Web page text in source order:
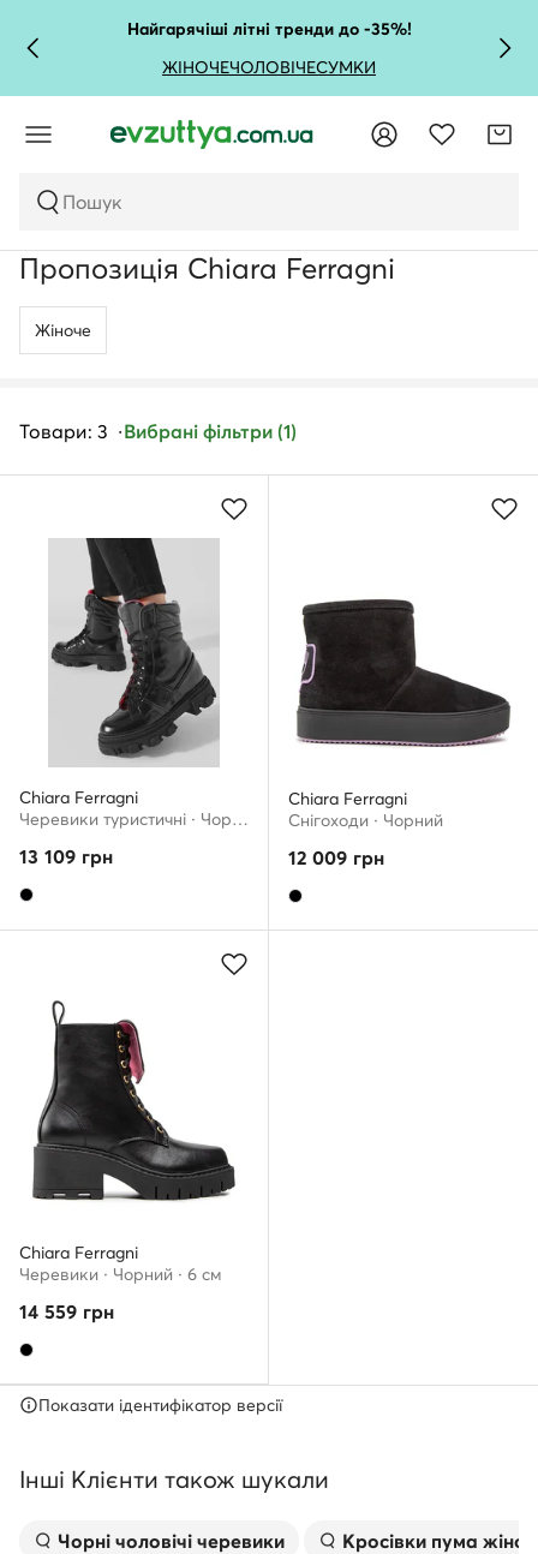
Найгарячіші літні тренди до -35%!
ЖІНОЧЕЧОЛОВІЧЕСУМКИ
Пошук
Пропозиція Chiara Ferragni
Жіноче
Товари: 3 Вибрані фільтри (1)
Chiara Ferragni
Черевики туристичні · Чорний
13 109 грн
Chiara Ferragni
Снігоходи · Чорний
12 009 грн
Chiara Ferragni
Черевики · Чорний · 6 см
14 559 грн
Показати ідентифікатор версії
Інші Клієнти також шукали
Чорні чоловічі черевики
Kросівки пума